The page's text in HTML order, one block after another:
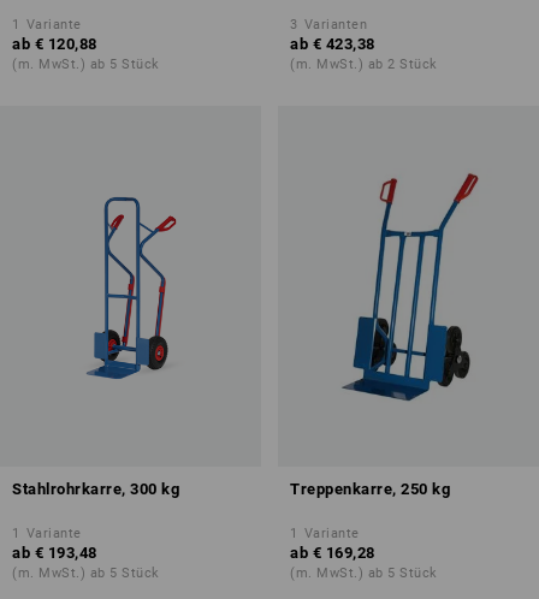
1 Variante
ab € 120,88
(m. MwSt.) ab 5 Stück
3 Varianten
ab € 423,38
(m. MwSt.) ab 2 Stück
Stahlrohrkarre, 300 kg
1 Variante
ab € 193,48
(m. MwSt.) ab 5 Stück
Treppenkarre, 250 kg
1 Variante
ab € 169,28
(m. MwSt.) ab 5 Stück